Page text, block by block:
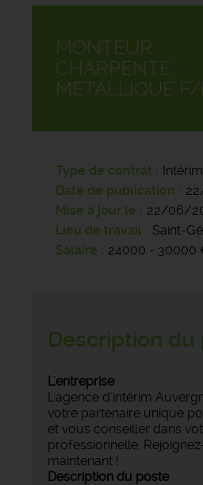
MONTEUR
CHARPENTE
MÉTALLIQUE F/
Type de contrat
Intérim
Date de publication
Mise à jour le
22/06/
Lieu de travail
Saint-
Salaire
24000 -
Description du
L'entreprise
L'agence d'intérim
votre partenaire unique
et vous conseiller dans
professionnelle.
maintenant !
Description du poste